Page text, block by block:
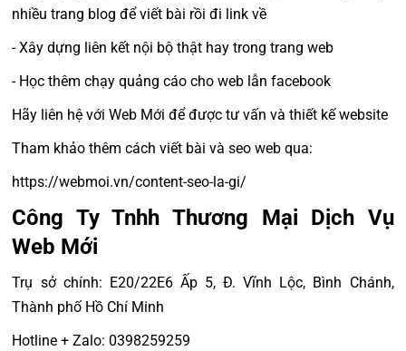
nhiều trang blog để viết bài rồi đi link về
- Xây dựng liên kết nội bộ thật hay trong trang web
- Học thêm chạy quảng cáo cho web lẫn facebook
Hãy liên hệ với Web Mới để được tư vấn và thiết kế website
Tham khảo thêm cách viết bài và seo web qua:
https://webmoi.vn/content-seo-la-gi/
Công Ty Tnhh Thương Mại Dịch Vụ
Web Mới
Trụ sở chính: E20/22E6 Ấp 5, Đ. Vĩnh Lộc, Bình Chánh,
Thành phố Hồ Chí Minh
Hotline + Zalo: 0398259259